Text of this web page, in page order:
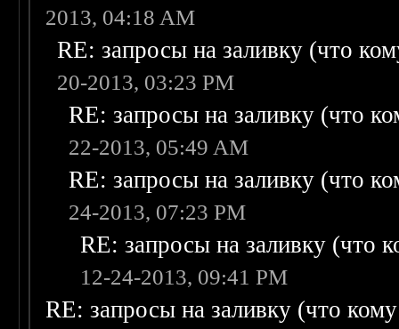
2013, 04:18 AM
RE: запросы на заливку (что
20-2013, 03:23 PM
RE: запросы на заливку (что
22-2013, 05:49 AM
RE: запросы на заливку (что
24-2013, 07:23 PM
RE: запросы на заливку (что
12-24-2013, 09:41 PM
RE: запросы на заливку (что